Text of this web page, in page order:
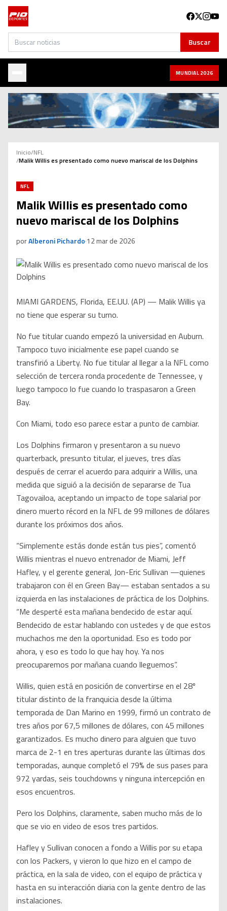
Buscar Buscar
MUNDIAL 2026
Inicio/NFL
/Malik Willis es presentado como nuevo mariscal de los Dolphins
NFL
Malik Willis es presentado como
nuevo mariscal de los Dolphins
porAlberoni Pichardo·12 mar de 2026
MIAMI GARDENS, Florida, EE.UU. (AP) — Malik Willis ya
no tiene que esperar su turno.
No fue titular cuando empezó la universidad en Auburn.
Tampoco tuvo inicialmente ese papel cuando se
transfirió a Liberty. No fue titular al llegar a la NFL como
selección de tercera ronda procedente de Tennessee, y
luego tampoco lo fue cuando lo traspasaron a Green
Bay.
Con Miami, todo eso parece estar a punto de cambiar.
Los Dolphins firmaron y presentaron a su nuevo
quarterback, presunto titular, el jueves, tres días
después de cerrar el acuerdo para adquirir a Willis, una
medida que siguió a la decisión de separarse de Tua
Tagovailoa, aceptando un impacto de tope salarial por
dinero muerto récord en la NFL de 99 millones de dólares
durante los próximos dos años.
“Simplemente estás donde están tus pies”, comentó
Willis mientras el nuevo entrenador de Miami, Jeff
Hafley, y el gerente general, Jon-Eric Sullivan —quienes
trabajaron con él en Green Bay— estaban sentados a su
izquierda en las instalaciones de práctica de los Dolphins.
“Me desperté esta mañana bendecido de estar aquí.
Bendecido de estar hablando con ustedes y de que estos
muchachos me den la oportunidad. Eso es todo por
ahora, y eso es todo lo que hay hoy. Ya nos
preocuparemos por mañana cuando lleguemos”.
Willis, quien está en posición de convertirse en el 28º
titular distinto de la franquicia desde la última
temporada de Dan Marino en 1999, firmó un contrato de
tres años por 67,5 millones de dólares, con 45 millones
garantizados. Es mucho dinero para alguien que tuvo
marca de 2-1 en tres aperturas durante las últimas dos
temporadas, aunque completó el 79% de sus pases para
972 yardas, seis touchdowns y ninguna intercepción en
esos encuentros.
Pero los Dolphins, claramente, saben mucho más de lo
que se vio en video de esos tres partidos.
Hafley y Sullivan conocen a fondo a Willis por su etapa
con los Packers, y vieron lo que hizo en el campo de
práctica, en la sala de video, con el equipo de práctica y
hasta en su interacción diaria con la gente dentro de las
instalaciones.